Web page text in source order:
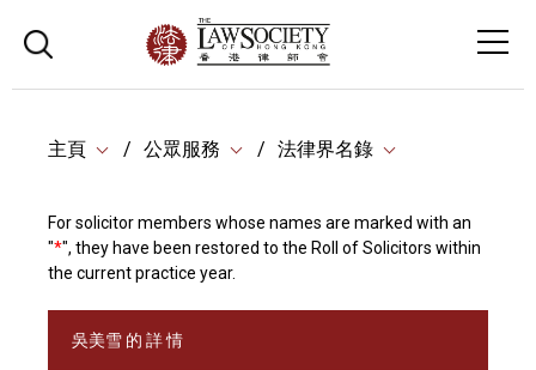
主頁 公眾服務 法律界名錄
For solicitor members whose names are marked with an
"*", they have been restored to the Roll of Solicitors within
the current practice year.
吳美雪 的 詳 情